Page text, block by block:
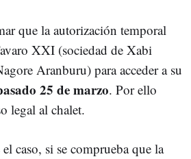
que la autorización temporal
XXI (sociedad de Xabi
Aranburu) para acceder a su
25 de marzo. Por ello
legal al chalet.
caso, si se comprueba que la